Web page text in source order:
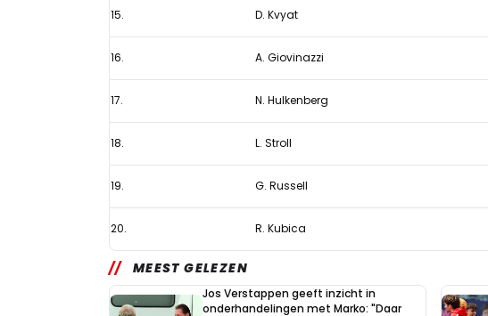
15. D. Kvyat
16. A. Giovinazzi
17. N. Hulkenberg
18. L. Stroll
19. G. Russell
20. R. Kubica
MEEST GELEZEN
Jos Verstappen geeft inzicht in
onderhandelingen met Marko: "Daar